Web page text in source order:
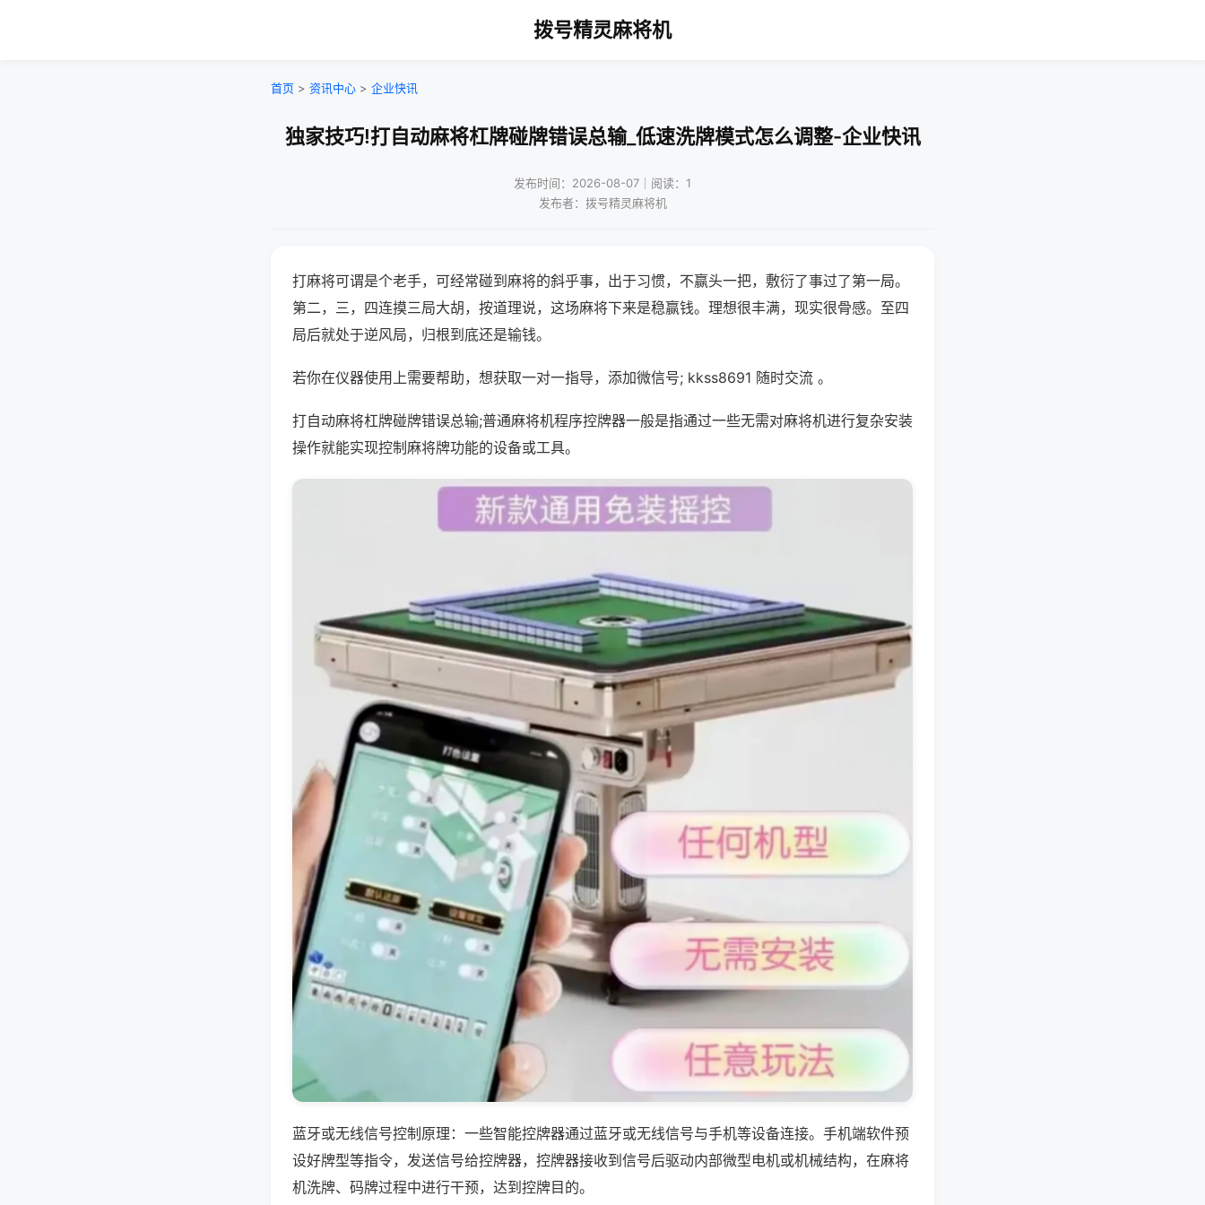
拨号精灵麻将机
首页 > 资讯中心 > 企业快讯
独家技巧!打自动麻将杠牌碰牌错误总输_低速洗牌模式怎么调整-企业快讯
发布时间：2026-08-07｜阅读：1
发布者：拨号精灵麻将机
打麻将可谓是个老手，可经常碰到麻将的斜乎事，出于习惯，不赢头一把，敷衍了事过了第一局。
第二，三，四连摸三局大胡，按道理说，这场麻将下来是稳赢钱。理想很丰满，现实很骨感。至四
局后就处于逆风局，归根到底还是输钱。
若你在仪器使用上需要帮助，想获取一对一指导，添加微信号; kkss8691 随时交流 。
打自动麻将杠牌碰牌错误总输;普通麻将机程序控牌器一般是指通过一些无需对麻将机进行复杂安装
操作就能实现控制麻将牌功能的设备或工具。
蓝牙或无线信号控制原理：一些智能控牌器通过蓝牙或无线信号与手机等设备连接。手机端软件预
设好牌型等指令，发送信号给控牌器，控牌器接收到信号后驱动内部微型电机或机械结构，在麻将
机洗牌、码牌过程中进行干预，达到控牌目的。